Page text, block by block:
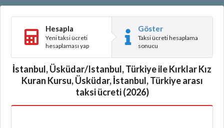
Hesapla
Yeni taksi ücreti
hesaplaması yap
Göster
Taksi ücreti hesaplama
sonucu
İstanbul, Üsküdar/Istanbul, Türkiye ile Kırklar Kız
Kuran Kursu, Üsküdar, İstanbul, Türkiye arası
taksi ücreti (2026)